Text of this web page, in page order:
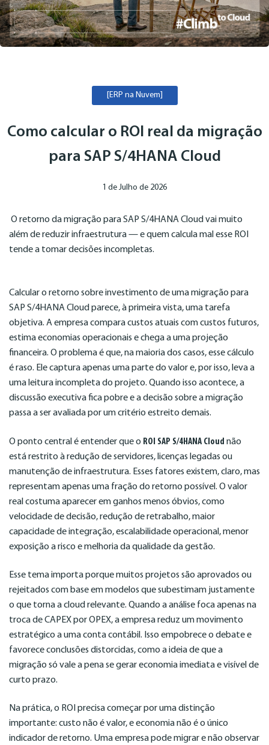
[ERP na Nuvem]
Como calcular o ROI real da migração
para SAP S/4HANA Cloud
1 de Julho de 2026
O retorno da migração para SAP S/4HANA Cloud vai muito
além de reduzir infraestrutura — e quem calcula mal esse ROI
tende a tomar decisões incompletas.
Calcular o retorno sobre investimento de uma migração para
SAP S/4HANA Cloud parece, à primeira vista, uma tarefa
objetiva. A empresa compara custos atuais com custos futuros,
estima economias operacionais e chega a uma projeção
financeira. O problema é que, na maioria dos casos, esse cálculo
é raso. Ele captura apenas uma parte do valor e, por isso, leva a
uma leitura incompleta do projeto. Quando isso acontece, a
discussão executiva fica pobre e a decisão sobre a migração
passa a ser avaliada por um critério estreito demais.
O ponto central é entender que o ROI SAP S/4HANA Cloud não
está restrito à redução de servidores, licenças legadas ou
manutenção de infraestrutura. Esses fatores existem, claro, mas
representam apenas uma fração do retorno possível. O valor
real costuma aparecer em ganhos menos óbvios, como
velocidade de decisão, redução de retrabalho, maior
capacidade de integração, escalabilidade operacional, menor
exposição a risco e melhoria da qualidade da gestão.
Esse tema importa porque muitos projetos são aprovados ou
rejeitados com base em modelos que subestimam justamente
o que torna a cloud relevante. Quando a análise foca apenas na
troca de CAPEX por OPEX, a empresa reduz um movimento
estratégico a uma conta contábil. Isso empobrece o debate e
favorece conclusões distorcidas, como a ideia de que a
migração só vale a pena se gerar economia imediata e visível de
curto prazo.
Na prática, o ROI precisa começar por uma distinção
importante: custo não é valor, e economia não é o único
indicador de retorno. Uma empresa pode migrar e não observar